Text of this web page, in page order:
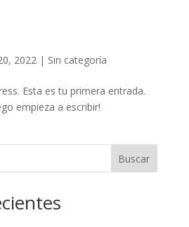
2022| Sin categoría
Esta es tu primera entrada.
empieza a escribir!
Buscar